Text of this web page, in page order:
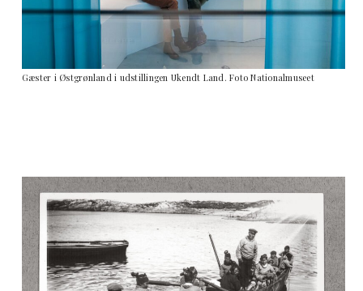
Gæster i Østgrønland i udstillingen Ukendt Land. Foto Nationalmuseet